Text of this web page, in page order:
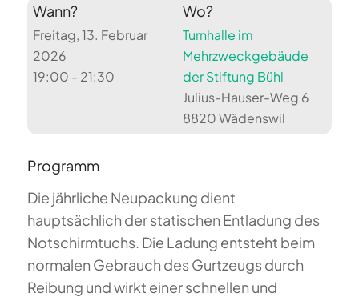
Wann?
Freitag, 13. Februar
2026
19:00 - 21:30
Wo?
Turnhalle im
Mehrzweckgebäude
der Stiftung Bühl
Julius-Hauser-Weg 6
8820 Wädenswil
Programm
Die jährliche Neupackung dient
hauptsächlich der statischen Entladung des
Notschirmtuchs. Die Ladung entsteht beim
normalen Gebrauch des Gurtzeugs durch
Reibung und wirkt einer schnellen und